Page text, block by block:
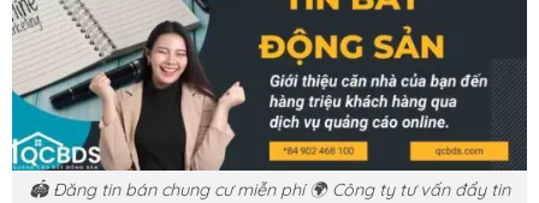
🏟️ Đăng tin bán chung cư miễn phí 🌍 Công ty tư vấn đẩy tin